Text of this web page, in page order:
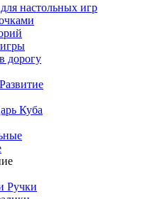
настольных игр
дорогу
Куба
Ручки